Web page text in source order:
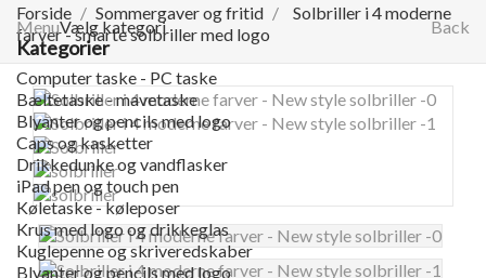
Menu Back
Vælg kategori
Kategorier
Computer taske - PC taske
Bæltetaske - mavetaske
Blyanter og pencils med logo
Caps og kasketter
Drikkedunke og vandflasker
iPad pen og touch pen
Køletaske - køleposer
Krus med logo og drikkeglas
Kuglepenne og skriveredskaber
Blyanter og pencils med logo
Forside Sommergaver og fritid
Solbriller i 4 moderne
farver - smarte solbriller med logo